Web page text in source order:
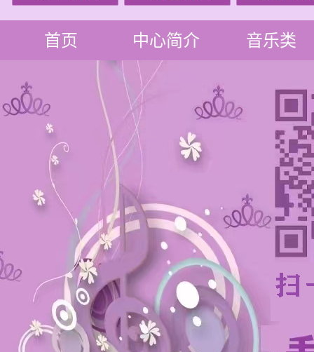
首页 中心简介 音乐类